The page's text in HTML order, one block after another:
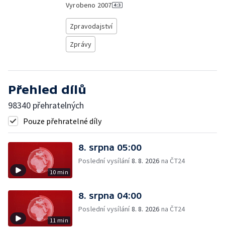
Vyrobeno 2007
Zpravodajství
Zprávy
Přehled dílů
98340 přehratelných
Pouze přehratelné díly
10 min
8. srpna 05:00
Poslední vysílání8. 8. 2026 na ČT24
11 min
8. srpna 04:00
Poslední vysílání8. 8. 2026 na ČT24